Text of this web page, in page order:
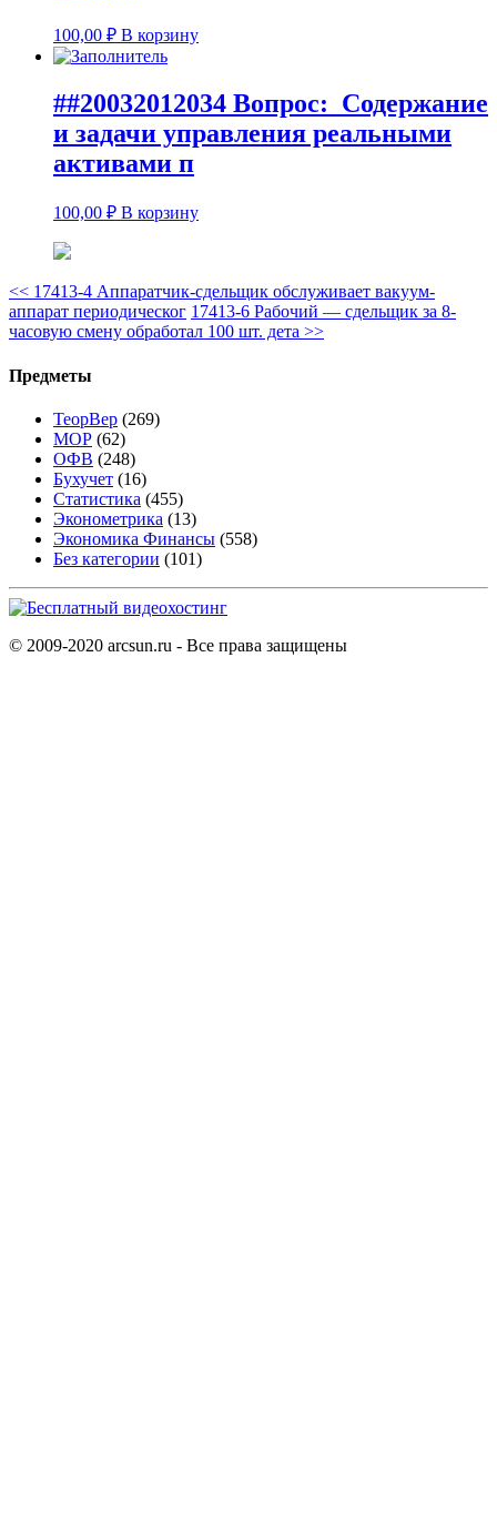
100,00 ₽ В корзину
##20032012034 Вопрос: Содержание
и задачи управления реальными
активами п
100,00 ₽ В корзину
<< 17413-4 Аппаратчик-сдельщик обслуживает вакуум-
аппарат периодическог 17413-6 Рабочий — сдельщик за 8-
часовую смену обработал 100 шт. дета >>
Предметы
ТеорВер (269)
МОР (62)
ОФВ (248)
Бухучет (16)
Статистика (455)
Эконометрика (13)
Экономика Финансы (558)
Без категории (101)
© 2009-2020 arcsun.ru - Все права защищены